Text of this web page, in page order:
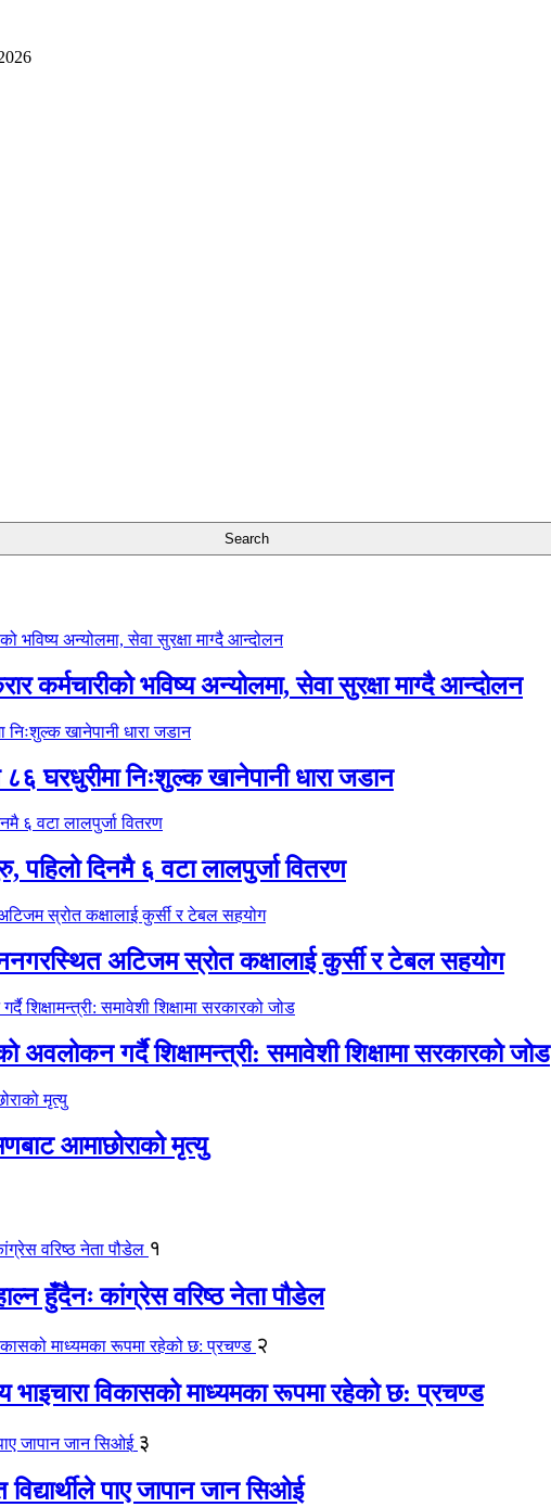
कर्मचारीको भविष्य अन्योलमा, सेवा सुरक्षा माग्दै आन्दोलन
घरधुरीमा निःशुल्क खानेपानी धारा जडान
पहिलो दिनमै ६ वटा लालपुर्जा वितरण
अटिजम स्रोत कक्षालाई कुर्सी र टेबल सहयोग
गर्दै शिक्षामन्त्री: समावेशी शिक्षामा सरकारको जोड
आमाछोराको मृत्यु
१
हुँदैनः कांग्रेस वरिष्ठ नेता पौडेल
२
भाइचारा विकासको माध्यमका रूपमा रहेको छ: प्रचण्ड
३
पाए जापान जान सिओई